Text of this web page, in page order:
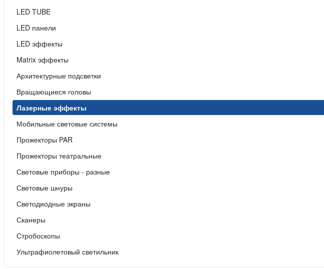
LED TUBE
LED панели
LED эффекты
Matrix эффекты
Архитектурные подсветки
Вращающиеся головы
Лазерные эффекты
Мобильные световые системы
Прожекторы PAR
Прожекторы театральные
Световые приборы - разные
Световые шнуры
Светодиодные экраны
Сканеры
Стробоскопы
Ультрафиолетовый светильник